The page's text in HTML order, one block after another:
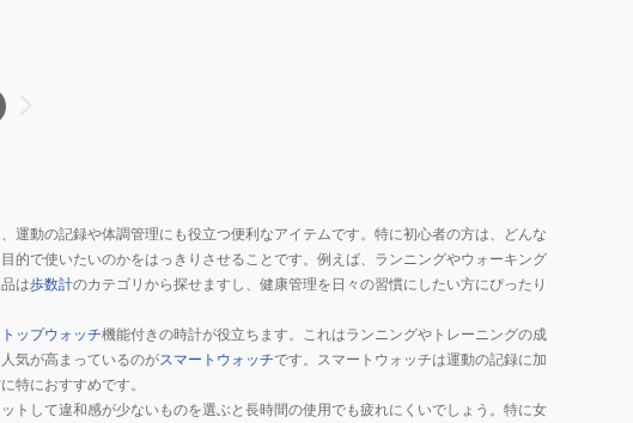
運動の記録や体調管理にも役立つ便利なアイテムです。特に初心者の方は、どんな
的で使いたいのかをはっきりさせることです。例えば、ランニングやウォーキング
は歩数計のカテゴリから探せますし、健康管理を日々の習慣にしたい方にぴったり
トップウォッチ機能付きの時計が役立ちます。これはランニングやトレーニングの成
気が高まっているのがスマートウォッチです。スマートウォッチは運動の記録に加
特におすすめです。
して違和感が少ないものを選ぶと長時間の使用でも疲れにくいでしょう。特に女